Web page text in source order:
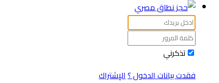
تذكرني
فقدت بيانات الدخول ؟الإشتراك